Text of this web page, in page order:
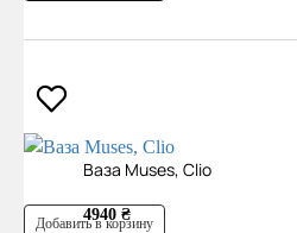
Ваза Muses, Clio
4940 ₴
Добавить в корзину